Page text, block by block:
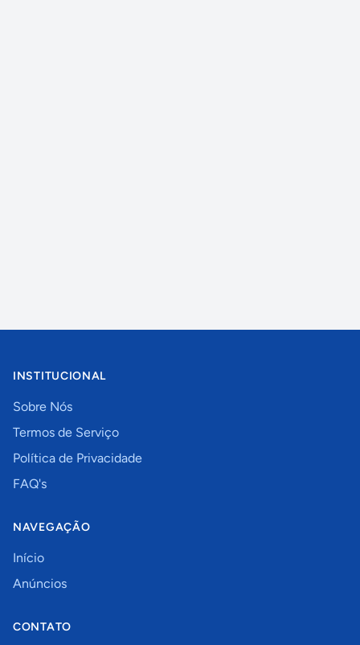
INSTITUCIONAL
Sobre Nós
Termos de Serviço
Política de Privacidade
FAQ's
NAVEGAÇÃO
Início
Anúncios
CONTATO